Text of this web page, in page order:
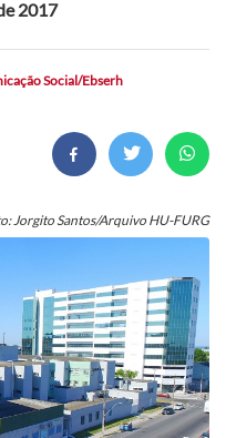
2017
Social/Ebserh
Jorgito Santos/Arquivo HU-FURG